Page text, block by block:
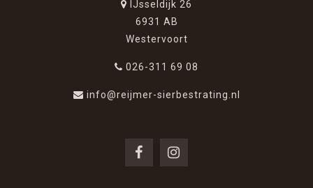
IJsseldijk 26
6931 AB
Westervoort
026-311 69 08
info@reijmer-sierbestrating.nl